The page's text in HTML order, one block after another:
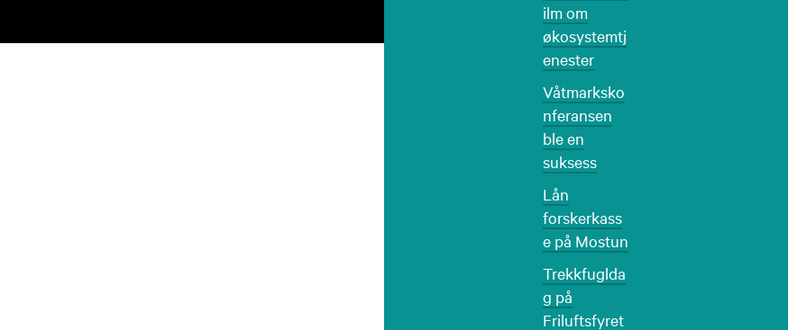
ilm om
økosystemtj
enester
Våtmarksko
nferansen
ble en
suksess
Lån
forskerkass
e på Mostun
Trekkfuglda
g på
Friluftsfyret